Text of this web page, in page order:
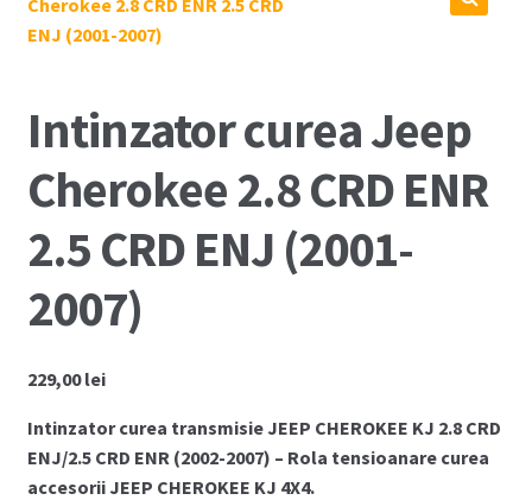
Coș
Despre Noi
Marci Comercializate
Plată
Politica COOKIE
Politica de confidentialitate
Serviciile Noastre
Intinzator curea Jeep
Cherokee 2.8 CRD ENR
2.5 CRD ENJ (2001-
2007)
229,00lei
Intinzator curea transmisie JEEP CHEROKEE KJ 2.8 CRD
ENJ/2.5 CRD ENR (2002-2007) – Rola tensioanare curea
accesorii JEEP CHEROKEE KJ 4X4.